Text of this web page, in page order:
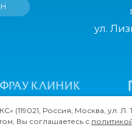
ул.
Россия, Москва, ул. Л.
Вы соглашаетесь с